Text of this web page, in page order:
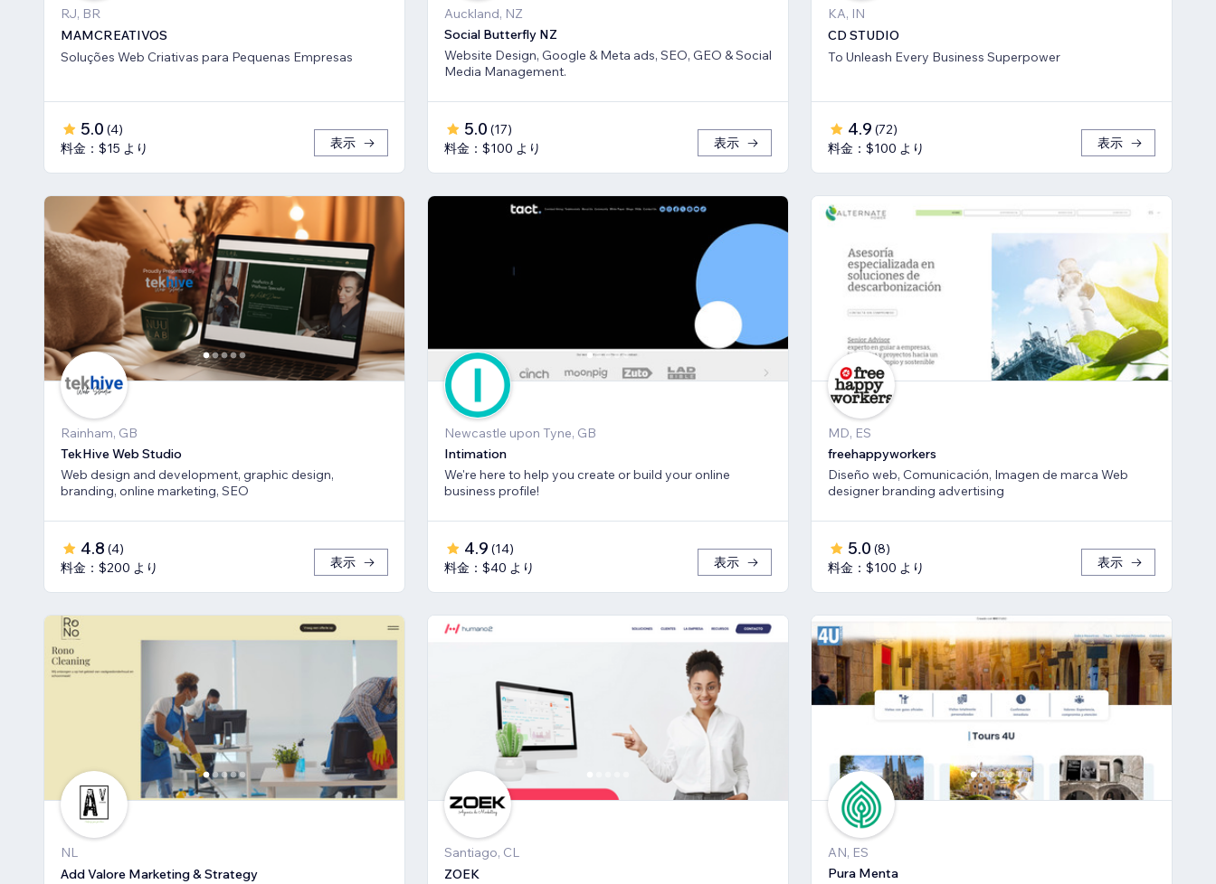
RJ, BR
MAMCREATIVOS
Soluções Web Criativas para Pequenas Empresas
5.0 (4)
料金：$15 より
表示
Auckland, NZ
Social Butterfly NZ
Website Design, Google & Meta ads, SEO, GEO & Social
Media Management.
5.0 (17)
料金：$100 より
表示
KA, IN
CD STUDIO
To Unleash Every Business Superpower
4.9 (72)
料金：$100 より
表示
Rainham, GB
TekHive Web Studio
Web design and development, graphic design,
branding, online marketing, SEO
4.8 (4)
料金：$200 より
表示
Newcastle upon Tyne, GB
Intimation
We're here to help you create or build your online
business profile!
4.9 (14)
料金：$40 より
表示
MD, ES
freehappyworkers
Diseño web, Comunicación, Imagen de marca Web
designer branding advertising
5.0 (8)
料金：$100 より
表示
NL
Add Valore Marketing & Strategy
Santiago, CL
ZOEK
AN, ES
Pura Menta